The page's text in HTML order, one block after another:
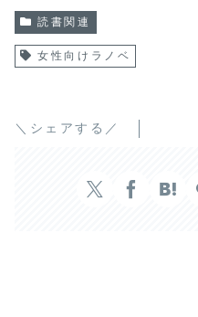
読書関連
女性向けラノベ
＼シェアする／